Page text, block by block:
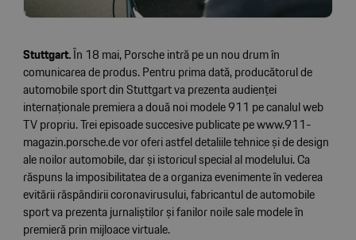
Stuttgart.În 18 mai, Porsche intră pe un nou drum în
comunicarea de produs. Pentru prima dată, producătorul de
automobile sport din Stuttgart va prezenta audienței
internaționale premiera a două noi modele 911 pe canalul web
TV propriu. Trei episoade succesive publicate pe www.911-
magazin.porsche.de vor oferi astfel detaliile tehnice și de design
ale noilor automobile, dar și istoricul special al modelului. Ca
răspuns la imposibilitatea de a organiza evenimente în vederea
evitării răspândirii coronavirusului, fabricantul de automobile
sport va prezenta jurnaliștilor și fanilor noile sale modele în
premieră prin mijloace virtuale.